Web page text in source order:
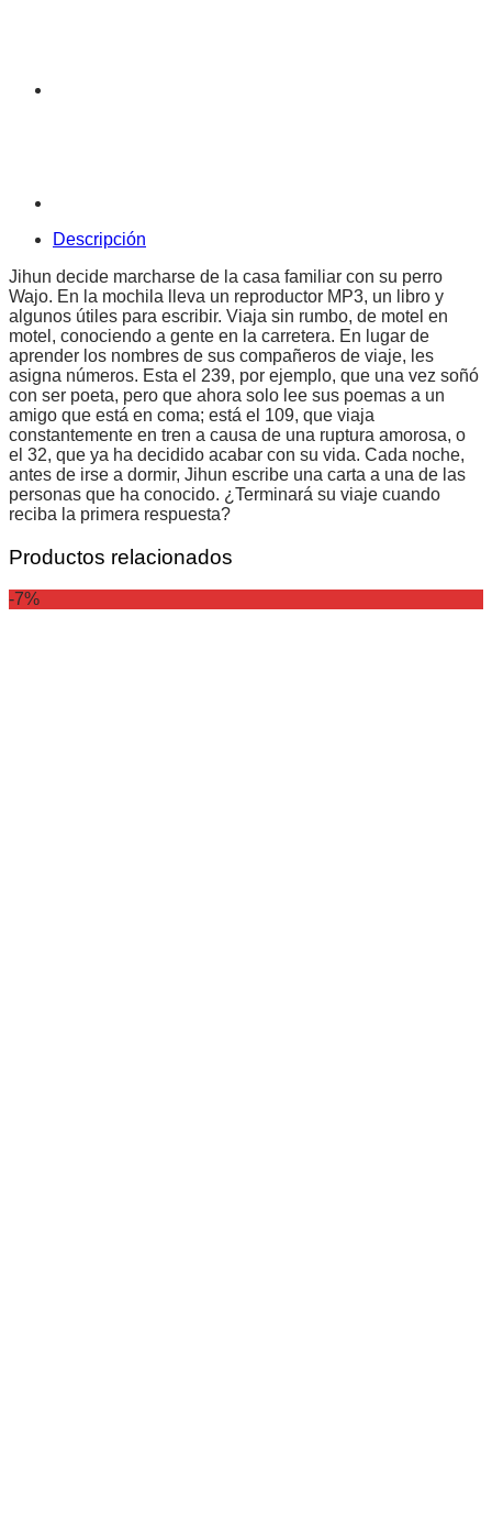
Descripción
Jihun decide marcharse de la casa familiar con su perro
Wajo. En la mochila lleva un reproductor MP3, un libro y
algunos útiles para escribir. Viaja sin rumbo, de motel en
motel, conociendo a gente en la carretera. En lugar de
aprender los nombres de sus compañeros de viaje, les
asigna números. Esta el 239, por ejemplo, que una vez soñó
con ser poeta, pero que ahora solo lee sus poemas a un
amigo que está en coma; está el 109, que viaja
constantemente en tren a causa de una ruptura amorosa, o
el 32, que ya ha decidido acabar con su vida. Cada noche,
antes de irse a dormir, Jihun escribe una carta a una de las
personas que ha conocido. ¿Terminará su viaje cuando
reciba la primera respuesta?
Productos relacionados
-7%